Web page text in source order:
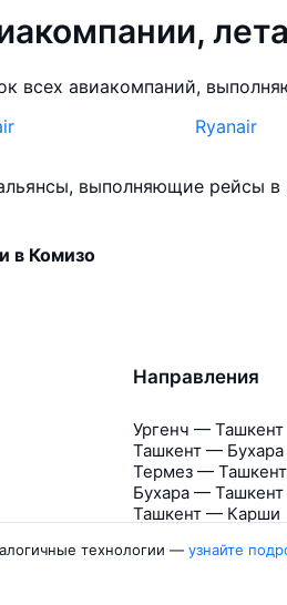
всех авиакомпаний,
Ryanair
выполняющие рейсы в
в Комизо
Направления
Ургенч — Ташкент
Ташкент — Бухара
Термез — Ташкент
Бухара — Ташкент
Ташкент — Карши
технологии — узнайте